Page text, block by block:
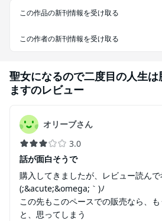
この作品の新刊情報を受け取る
この作者の新刊情報を受け取る
聖女になるので二度目の人生
ますのレビュー
オリーブさん
3.0
話が面白そうで
購入してきましたが、レビュー読んで
(;&acute;&omega;｀)ﾉ
この先もこのペースでの販売なら、
と、思ってしまう